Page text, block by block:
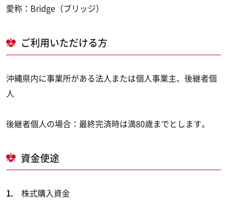
愛称：Bridge（ブリッジ）
ご利用いただける方
沖縄県内に事業所がある法人または個人事業主、後継者個
人
後継者個人の場合：最終完済時は満80歳までとします。
資金使途
株式購入資金